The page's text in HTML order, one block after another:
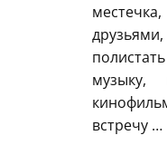
музыку,
встречу …